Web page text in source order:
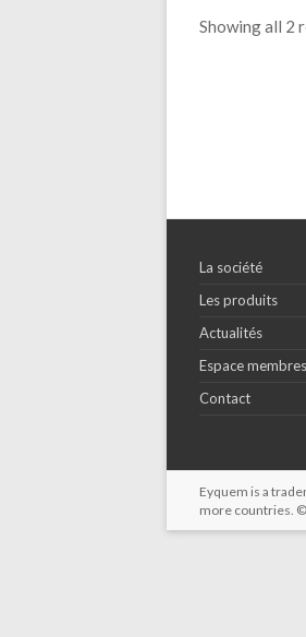
Showing all 2
La société
Les produits
Actualités
Espace membres
Contact
Eyquem is a
more countries.